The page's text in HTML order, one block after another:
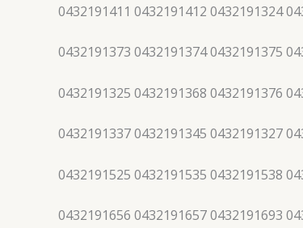
0432191411 0432191412 0432191324
0432191373 0432191374 0432191375
0432191325 0432191368 0432191376
0432191337 0432191345 0432191327
0432191525 0432191535 0432191538
0432191656 0432191657 0432191693